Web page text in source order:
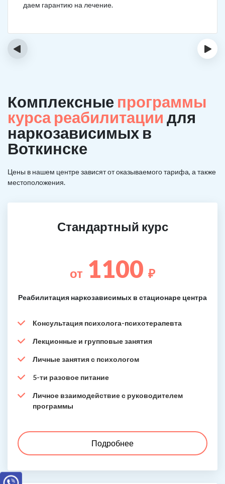
даем гарантию на лечение.
‹ ›
Комплексные программы
курса реабилитации для
наркозависимых в
Воткинске
Цены в нашем центре зависят от оказываемого тарифа, а также
местоположения.
Стандартный курс
от 1100 ₽
Реабилитация наркозависимых в стационаре центра
Консультация психолога-психотерапевта
Лекционные и групповые занятия
Личные занятия с психологом
5-ти разовое питание
Личное взаимодействие с руководителем
программы
Подробнее